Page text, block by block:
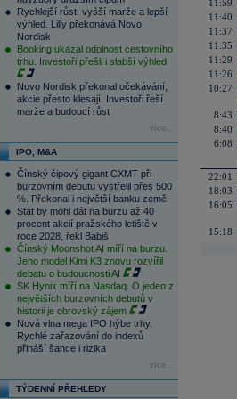
Rychlejší růst, vyšší marže a lepší
výhled. Lilly překonává Novo
Nordisk
Booking ukázal odolnost cestovního
trhu. Investoři přešli i slabší výhled
Novo Nordisk překonal očekávání,
akcie přesto klesají. Investoři řeší
marže a budoucí růst
více...
IPO, M&A
Čínský čipový gigant CXMT při
burzovním debutu vystřelil přes 500
%. Překonal i největší banku země
Stát by mohl dát na burzu až 40
procent akcií pražského letiště v
roce 2028, řekl Babiš
Čínský Moonshot AI míří na burzu.
Jeho model Kimi K3 znovu rozvířil
debatu o budoucnosti AI
SK Hynix míří na Nasdaq. O jeden z
největších burzovních debutů v
historii je obrovský zájem
Nová vlna mega IPO hýbe trhy.
Rychlé zařazování do indexů
přináší šance i rizika
více...
TÝDENNÍ PŘEHLEDY
11:59
11:40
11:37
11:35
11:29
11:26
10:27
8:43
8:40
6:08
22:01
18:03
16:05
15:18